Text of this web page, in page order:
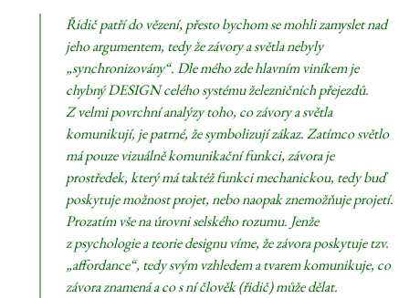
Řidič patří do vězení, přesto bychom se mohli zamyslet nad
jeho argumentem, tedy že závory a světla nebyly
„synchronizovány“. Dle mého zde hlavním viníkem je
chybný DESIGN celého systému železničních přejezdů.
Z velmi povrchní analýzy toho, co závory a světla
komunikují, je patrné, že symbolizují zákaz. Zatímco světlo
má pouze vizuálně komunikační funkci, závora je
prostředek, který má taktéž funkci mechanickou, tedy buď
poskytuje možnost projet, nebo naopak znemožňuje projetí.
Prozatím vše na úrovni selského rozumu. Jenže
z psychologie a teorie designu víme, že závora poskytuje tzv.
„affordance“, tedy svým vzhledem a tvarem komunikuje, co
závora znamená a co s ní člověk (řidič) může dělat.